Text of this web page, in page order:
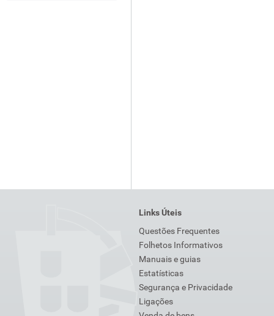
Links Úteis
Questões Frequentes
Folhetos Informativos
Manuais e guias
Estatísticas
Segurança e Privacidade
Ligações